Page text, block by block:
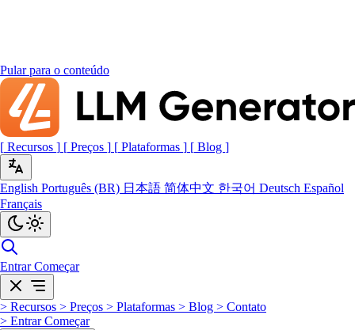
Pular para o conteúdo
[ Recursos ] [ Preços ] [ Plataformas ] [ Blog ]
English Português (BR) 日本語 简体中文 한국어 Deutsch Español
Français
EntrarComeçar
> Recursos > Preços > Plataformas > Blog > Contato
> EntrarComeçar